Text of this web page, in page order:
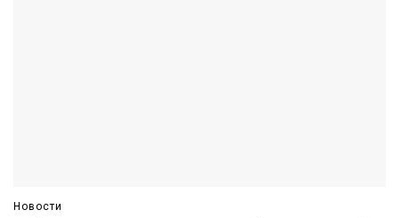
Новости